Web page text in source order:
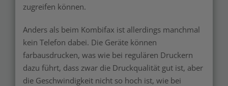
zugreifen können.
Anders als beim Kombifax ist allerdings manchmal
kein Telefon dabei. Die Geräte können
farbausdrucken, was wie bei regulären Druckern
dazu führt, dass zwar die Druckqualität gut ist, aber
die Geschwindigkeit nicht so hoch ist, wie bei